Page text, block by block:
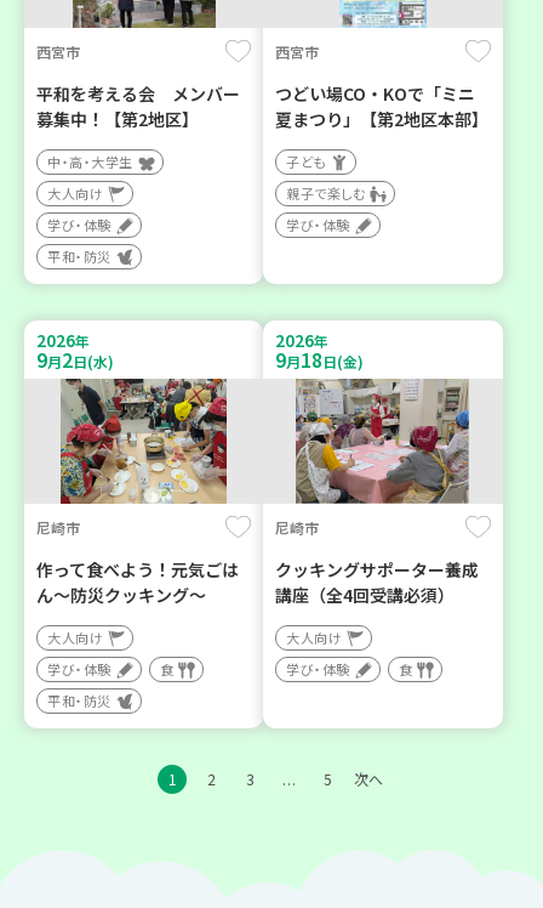
西宮市
平和を考える会 メンバー
募集中！【第2地区】
中・高・大学生
大人向け
学び・体験
平和・防災
西宮市
つどい場CO・KOで「ミニ
夏まつり」【第2地区本部】
子ども
親子で楽しむ
学び・体験
2026年
9月2日(水)
尼崎市
作って食べよう！元気ごは
ん～防災クッキング～
大人向け
学び・体験
食
平和・防災
2026年
9月18日(金)
尼崎市
クッキングサポーター養成
講座（全4回受講必須）
大人向け
学び・体験
食
1 2 3 … 5 次へ